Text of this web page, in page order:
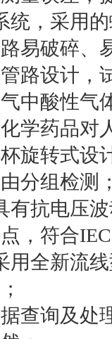
统，采用
易破碎、
路设计，
中酸性气
学药品对
旋转式设
分组检测；
有抗电压
，符合
用全新流
查询及处